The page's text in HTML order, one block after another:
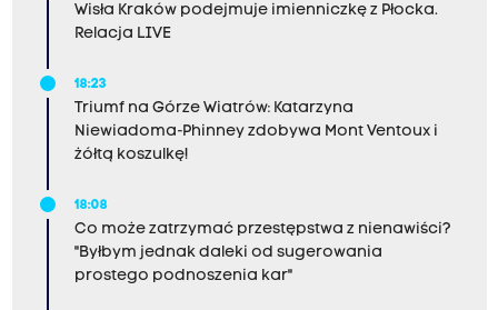
Wisła Kraków podejmuje imienniczkę z Płocka.
Relacja LIVE
18:23
Triumf na Górze Wiatrów: Katarzyna
Niewiadoma-Phinney zdobywa Mont Ventoux i
żółtą koszulkę!
18:08
Co może zatrzymać przestępstwa z nienawiści?
"Byłbym jednak daleki od sugerowania
prostego podnoszenia kar"